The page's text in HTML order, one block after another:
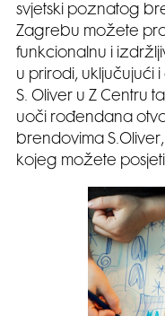
svjetski poznatog
Zagrebu možete
funkcionalnu i
u prirodi, uključujući
S. Oliver u Z Centru
uoči rođendana
brendovima
kojeg možete